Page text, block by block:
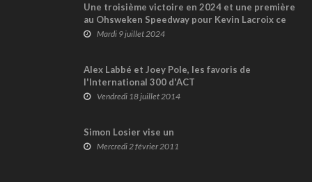
Une troisième victoire en 2024 et une première
au Ohsweken Speedway pour Kevin Lacroix ce
jeudi ?Mardi 9 juillet 2024
Alex Labbé et Joey Pole, les favoris de
l'International 300 d'ACT
Vendredi 18 juillet 2014
Simon Losier vise un
Mercredi 2 février 2011